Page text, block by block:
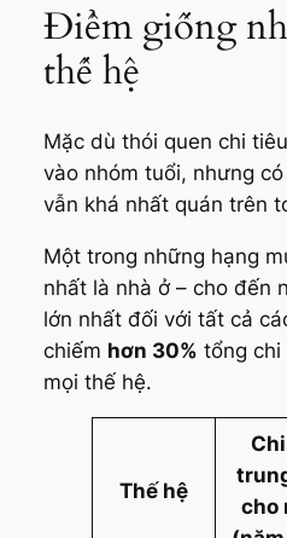
Điểm giống
thế hệ
Mặc dù thói quen chi
vào nhóm tuổi, nhưng
vẫn khá nhất quán trên
Một trong những hạng
nhất là nhà ở – cho đến
lớn nhất đối với tất cả
chiếm hơn 30% tổng chi
mọi thế hệ.
Thế hệ
cho